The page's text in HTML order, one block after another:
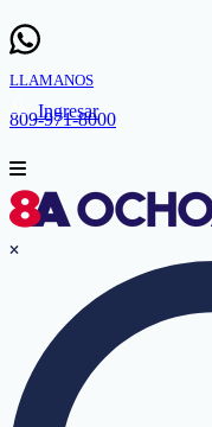
LLAMANOS
809-971-8000
Ingresar